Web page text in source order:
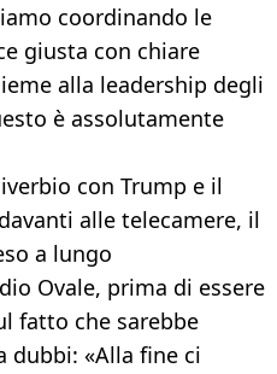
coordinando le
giusta con chiare
alla leadership degli
è assolutamente
con Trump e il
alle telecamere, il
a lungo
Ovale, prima di essere
fatto che sarebbe
dubbi: «Alla fine ci